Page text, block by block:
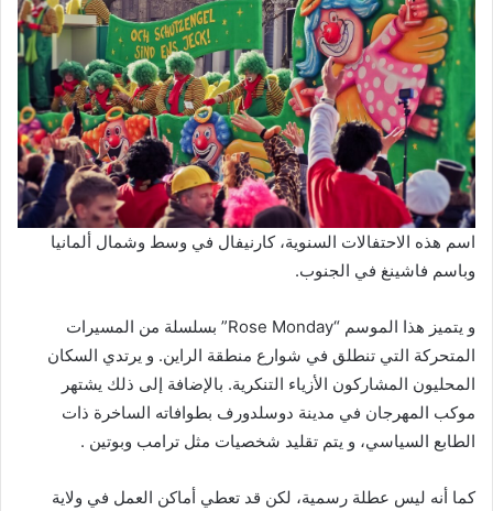
اسم هذه الاحتفالات السنوية، كارنيفال في وسط وشمال ألمانيا
وباسم فاشينغ في الجنوب.
و يتميز هذا الموسم “Rose Monday” بسلسلة من المسيرات
المتحركة التي تنطلق في شوارع منطقة الراين. و يرتدي السكان
المحليون المشاركون الأزياء التنكرية. بالإضافة إلى ذلك يشتهر
موكب المهرجان في مدينة دوسلدورف بطوافاته الساخرة ذات
الطابع السياسي، و يتم تقليد شخصيات مثل ترامب وبوتين .
كما أنه ليس عطلة رسمية، لكن قد تعطي أماكن العمل في ولاية